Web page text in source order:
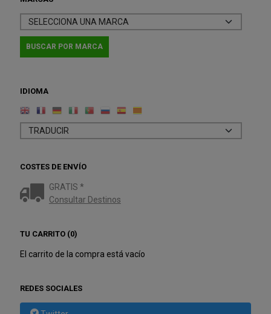
IDIOMA
COSTES DE ENVÍO
GRATIS *
Consultar Destinos
TU CARRITO (0)
El carrito de la compra está vacío
REDES SOCIALES